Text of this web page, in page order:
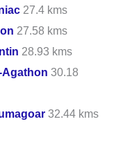
27.4 kms
27.58 kms
28.93 kms
Agathon 30.18
32.44 kms